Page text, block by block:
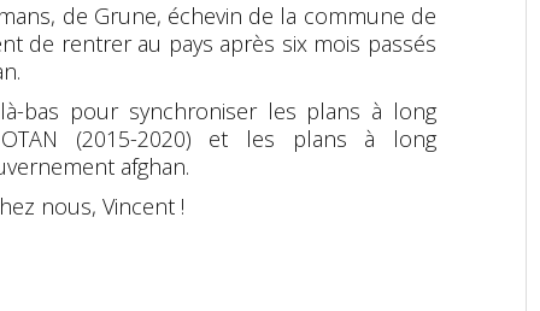
de Grune, échevin de la commune de
de rentrer au pays après six mois passés
bas pour synchroniser les plans à long
(2015-2020) et les plans à long
afghan.
nous, Vincent !